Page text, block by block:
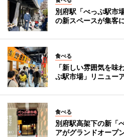
別府駅「べっぷ駅
の新スペースが集客
食べる
「新しい雰囲気を
ぷ駅市場」リニュー
食べる
別府駅高架下の新「
アがグランドオープ